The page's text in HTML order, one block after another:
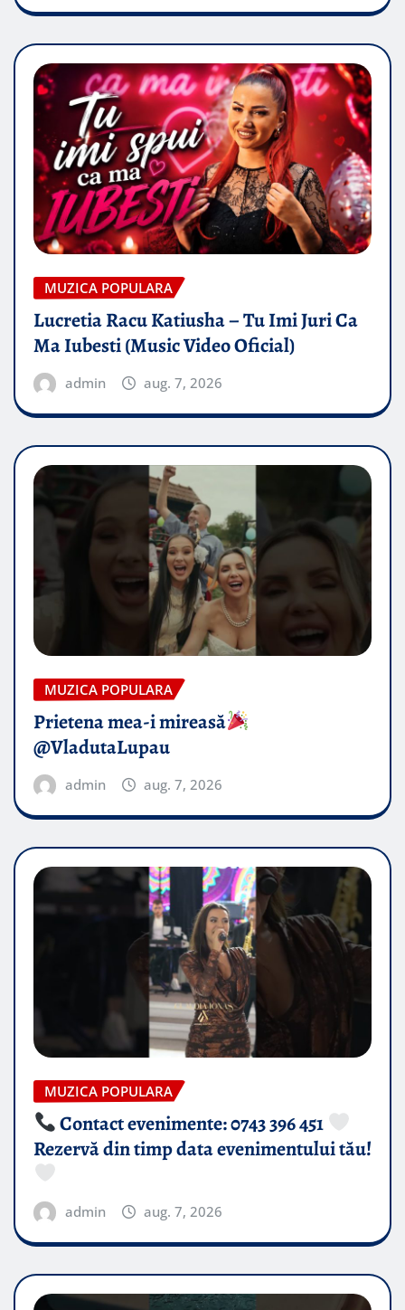
MUZICA POPULARA
Lucretia Racu Katiusha – Tu Imi Juri Ca
Ma Iubesti (Music Video Oficial)
admin aug. 7, 2026
MUZICA POPULARA
Prietena mea-i mireasă​
@VladutaLupau
admin aug. 7, 2026
MUZICA POPULARA
Contact evenimente: 0743 396 451
Rezervă din timp data evenimentului tău!
admin aug. 7, 2026